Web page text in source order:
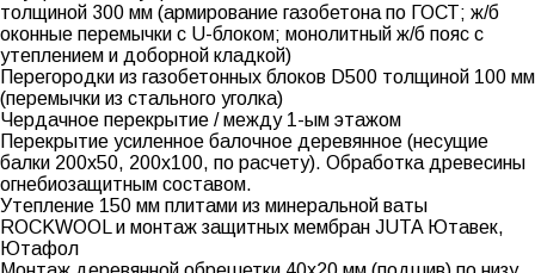
толщиной 300 мм (армирование газобетона по ГОСТ; ж/б
оконные перемычки с U-блоком; монолитный ж/б пояс с
утеплением и доборной кладкой)
Перегородки из газобетонных блоков D500 толщиной 100 мм
(перемычки из стального уголка)
Чердачное перекрытие / между 1-ым этажом
Перекрытие усиленное балочное деревянное (несущие
балки 200х50, 200х100, по расчету). Обработка древесины
огнебиозащитным составом.
Утепление 150 мм плитами из минеральной ваты
ROCKWOOL и монтаж защитных мембран JUTA Ютавек,
Ютафол